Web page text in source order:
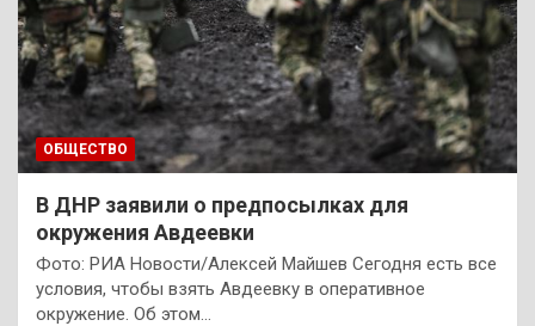
ОБЩЕСТВО
В ДНР заявили о предпосылках для
окружения Авдеевки
Фото: РИА Новости/Алексей Майшев Сегодня есть все
условия, чтобы взять Авдеевку в оперативное
окружение. Об этом…